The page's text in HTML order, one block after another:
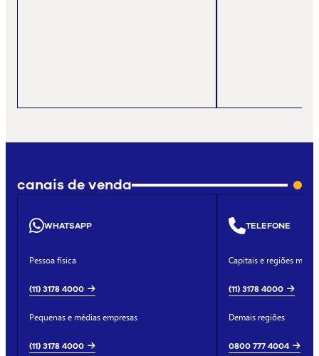
canais de venda
WHATSAPP
Pessoa física
(11) 3178 4000
Pequenas e médias empresas
(11) 3178 4000
TELEFONE
Capitais e regiões
(11) 3178 4000
Demais regiões
0800 777 4004